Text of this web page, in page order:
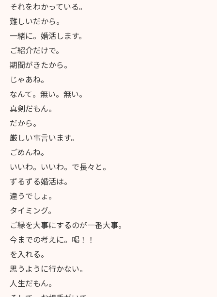
それをわかっている。
難しいだから。
一緒に。婚活します。
ご紹介だけで。
期間がきたから。
じゃあね。
なんて。無い。無い。
真剣だもん。
だから。
厳しい事言います。
ごめんね。
いいわ。いいわ。で長々と。
ずるずる婚活は。
違うでしょ。
タイミング。
ご縁を大事にするのが一番大事。
今までの考えに。喝！！
を入れる。
思うように行かない。
人生だもん。